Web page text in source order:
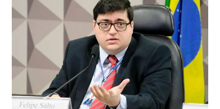
Empresas que acumulam bitcoin […]